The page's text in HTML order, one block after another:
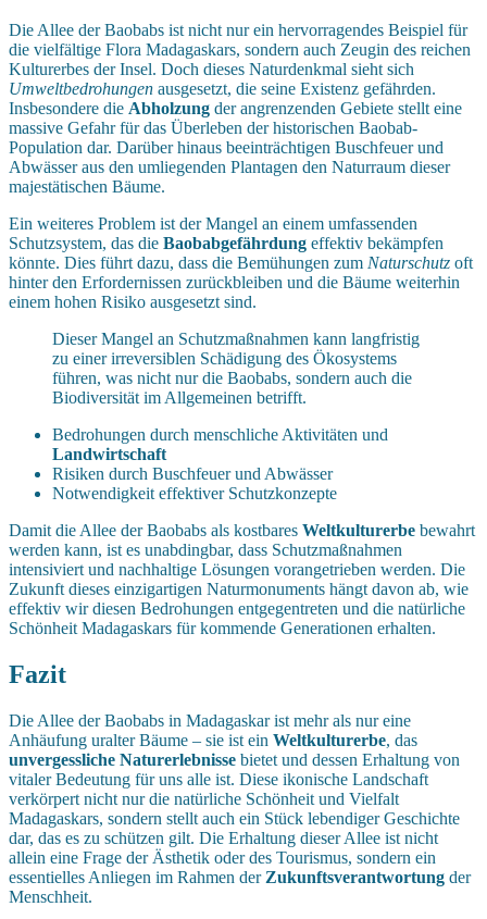
Die Allee der Baobabs ist nicht nur ein hervorragendes Beispiel für
die vielfältige Flora Madagaskars, sondern auch Zeugin des reichen
Kulturerbes der Insel. Doch dieses Naturdenkmal sieht sich
Umweltbedrohungen ausgesetzt, die seine Existenz gefährden.
Insbesondere die Abholzung der angrenzenden Gebiete stellt eine
massive Gefahr für das Überleben der historischen Baobab-
Population dar. Darüber hinaus beeinträchtigen Buschfeuer und
Abwässer aus den umliegenden Plantagen den Naturraum dieser
majestätischen Bäume.
Ein weiteres Problem ist der Mangel an einem umfassenden
Schutzsystem, das die Baobabgefährdung effektiv bekämpfen
könnte. Dies führt dazu, dass die Bemühungen zum Naturschutz oft
hinter den Erfordernissen zurückbleiben und die Bäume weiterhin
einem hohen Risiko ausgesetzt sind.
Dieser Mangel an Schutzmaßnahmen kann langfristig
zu einer irreversiblen Schädigung des Ökosystems
führen, was nicht nur die Baobabs, sondern auch die
Biodiversität im Allgemeinen betrifft.
Bedrohungen durch menschliche Aktivitäten und
Landwirtschaft
Risiken durch Buschfeuer und Abwässer
Notwendigkeit effektiver Schutzkonzepte
Damit die Allee der Baobabs als kostbares Weltkulturerbe bewahrt
werden kann, ist es unabdingbar, dass Schutzmaßnahmen
intensiviert und nachhaltige Lösungen vorangetrieben werden. Die
Zukunft dieses einzigartigen Naturmonuments hängt davon ab, wie
effektiv wir diesen Bedrohungen entgegentreten und die natürliche
Schönheit Madagaskars für kommende Generationen erhalten.
Fazit
Die Allee der Baobabs in Madagaskar ist mehr als nur eine
Anhäufung uralter Bäume – sie ist ein Weltkulturerbe, das
unvergessliche Naturerlebnisse bietet und dessen Erhaltung von
vitaler Bedeutung für uns alle ist. Diese ikonische Landschaft
verkörpert nicht nur die natürliche Schönheit und Vielfalt
Madagaskars, sondern stellt auch ein Stück lebendiger Geschichte
dar, das es zu schützen gilt. Die Erhaltung dieser Allee ist nicht
allein eine Frage der Ästhetik oder des Tourismus, sondern ein
essentielles Anliegen im Rahmen der Zukunftsverantwortung der
Menschheit.